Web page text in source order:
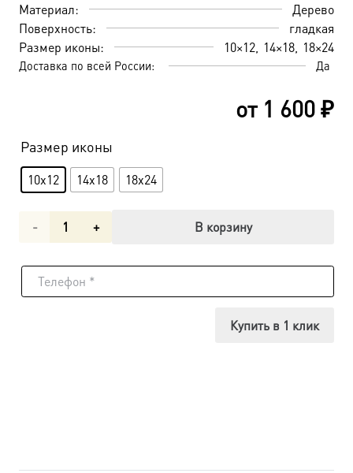
Материал:
Дерево
Поверхность:
гладкая
Размер иконы:
10×12 14×18 18×24
Доставка по всей России: Да
от 1 600₽
Размер иконы
10x12 14x18 18x24
Количество
Икона
В корзину
Купить в 1 клик